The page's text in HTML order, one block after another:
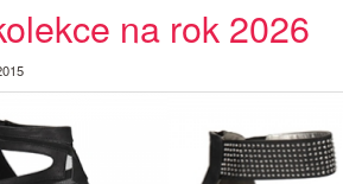
na rok 2026